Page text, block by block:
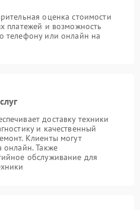
оценка стоимости
платежей и возможность
телефону или онлайн на
доставку техники
и качественный
Клиенты могут
онлайн. Также
обслуживание для